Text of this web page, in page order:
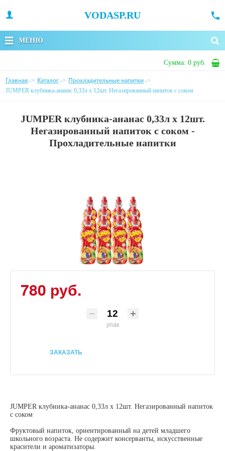
VODASP.RU
МЕНЮ
Сумма: 0 руб.
Главная -> Каталог -> Прохладительные напитки ->
JUMPER клубника-ананас 0,33л х 12шт. Негазированный напиток с соком
JUMPER клубника-ананас 0,33л х 12шт.
Негазированный напиток с соком -
Прохладительные напитки
780 руб.
упак
ЗАКАЗАТЬ
JUMPER клубника-ананас 0,33л х 12шт. Негазированный напиток
с соком
Фруктовый напиток, ориентированный на детей младшего
школьного возраста. Не содержит консерванты, искусственные
красители и ароматизаторы.